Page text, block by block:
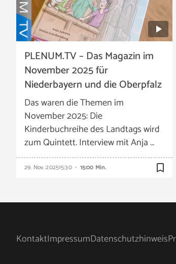
PLENUM.TV – Das Magazin im
November 2025 für
Niederbayern und die Oberpfalz
Das waren die Themen im
November 2025: Die
Kinderbuchreihe des Landtags wird
zum Quintett. Interview mit Anja …
29. Nov. 202515:30 15:00 Min. bookmark_border
KontaktImpressumDatenschutzhinweis